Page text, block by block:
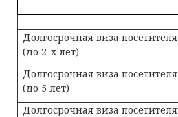
Долгосрочная виза посетителя
(до 2-х лет)
Долгосрочная виза посетителя
(до 5 лет)
Долгосрочная виза посетителя